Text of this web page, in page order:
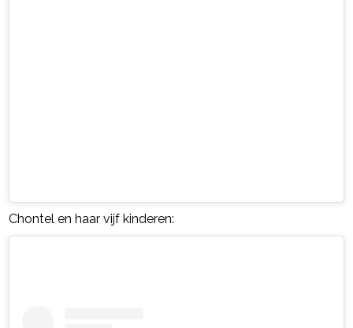
Chontel en haar vijf kinderen: